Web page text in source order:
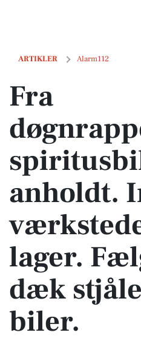
ARTIKLER Alarm112
Fra døgnrapporten:
Fra
anholdt.
lager.
dæk
biler.